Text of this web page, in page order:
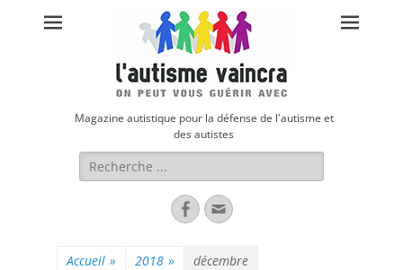
Magazine autistique pour la défense de l'autisme et
des autistes
Rechercher :
FacebookAdresse
de
Accueil » 2018 » décembre